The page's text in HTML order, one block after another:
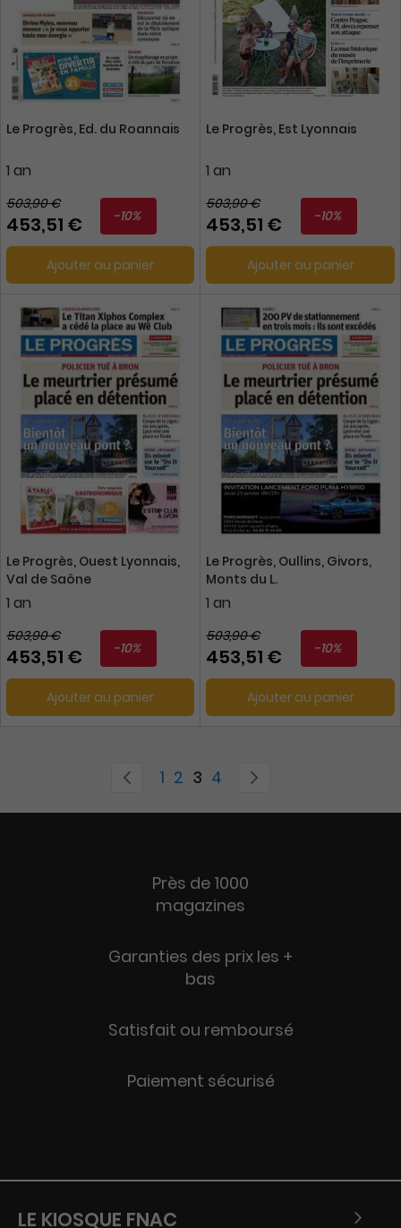
Le Progrès, Ed. du Roannais
1 an
503,90 €
453,51 € -10%
Ajouter au panier
Le Progrès, Est Lyonnais
1 an
503,90 €
453,51 € -10%
Ajouter au panier
Le Progrès, Ouest Lyonnais,
Val de Saône
1 an
503,90 €
453,51 € -10%
Ajouter au panier
Le Progrès, Oullins, Givors,
Monts du L.
1 an
503,90 €
453,51 € -10%
Ajouter au panier
Page Page
Précédent
Page
1 Page
2 You're currently reading
3 Page
4
Près de 1000
magazines
Garanties des prix les +
bas
Satisfait ou remboursé
Paiement sécurisé
LE KIOSQUE FNAC